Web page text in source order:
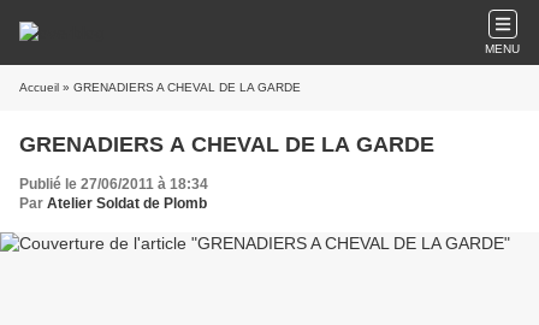
MENU
Accueil » GRENADIERS A CHEVAL DE LA GARDE
GRENADIERS A CHEVAL DE LA GARDE
Publié le 27/06/2011 à 18:34
Par Atelier Soldat de Plomb